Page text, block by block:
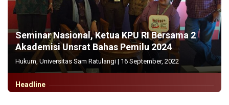
Seminar Nasional, Ketua KPU RI Bersama 2
Akademisi Unsrat Bahas Pemilu 2024
Hukum, Universitas Sam Ratulangi | 16 September, 2022
Headline